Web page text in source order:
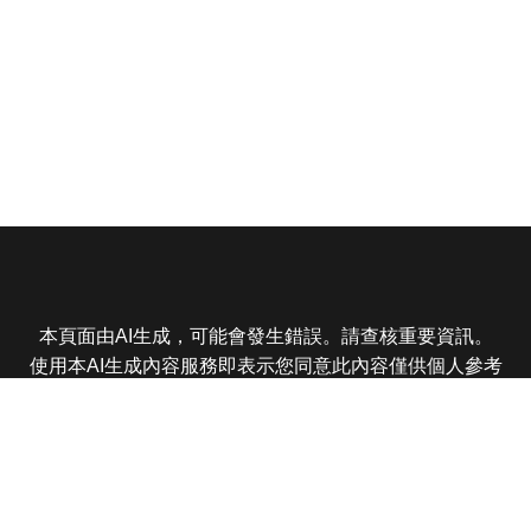
本頁面由AI生成，可能會發生錯誤。請查核重要資訊。
使用本AI生成內容服務即表示您同意此內容僅供個人參考